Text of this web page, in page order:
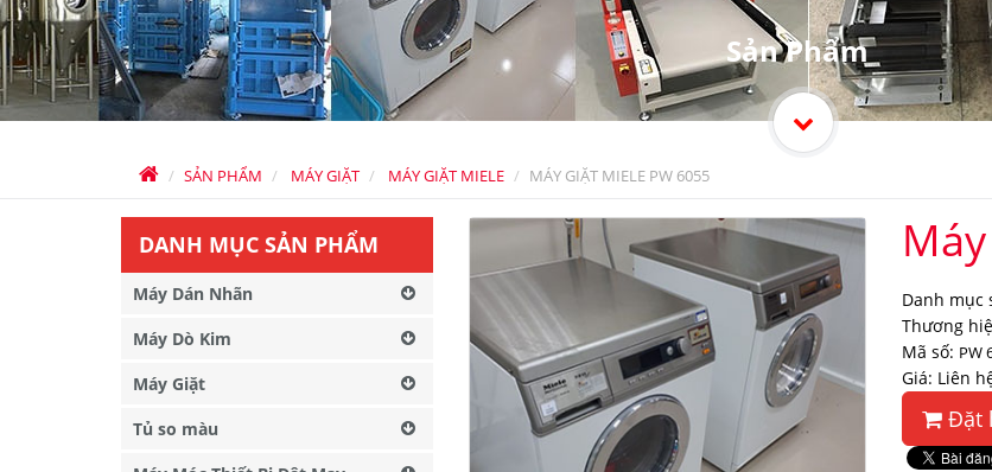
SẢN PHẨM MÁY GIẶT MÁY GIẶT MIELE MÁY GIẶT MIELE PW 6055
Sản Phẩm
Danh mục
Thương
Mã số: PW
Giá: Liên
Đặt
DANH MỤC SẢN PHẨM
Máy Dán Nhãn
Máy Dò Kim
Máy Giặt
Tủ so màu